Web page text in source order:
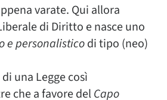
varate. Qui allora
di Diritto e nasce uno
e personalisticodi tipo (neo)
una Legge così
che a favore delCapo